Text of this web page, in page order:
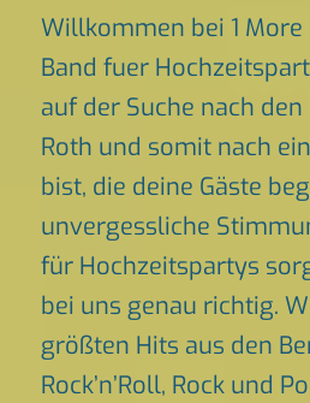
Willkommen bei 1 More
Band fuer
auf der Suche nach
Roth und somit nach
bist, die deine Gäste
unvergessliche
für Hochzeitspartys
bei uns genau richtig.
größten Hits aus den
Rock’n’Roll, Rock und